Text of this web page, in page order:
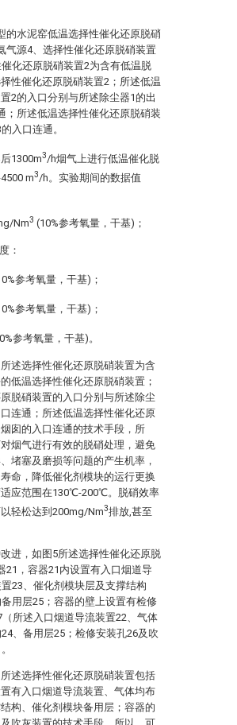
的水泥窑低温选择性催化还原脱硝
气源4、选择性催化还原脱硝装置
化还原脱硝装置2为含有低温脱
性催化还原脱硝装置2；所述低温
2的入口分别与所述除尘器1的出
；所述低温选择性催化还原脱硝装
入口连通。
1300m3/h烟气上进行低温催化脱
m3/h。实验期间的数据值
Nm3 (10%参考氧量，干基)；
：
参考氧量，干基)；
参考氧量，干基)；
参考氧量，干基)。
述选择性催化还原脱硝装置为含
低温选择性催化还原脱硝装置；
脱硝装置的入口分别与所述除尘
连通；所述低温选择性催化还原
囱的入口连通的技术手段，所
烟气进行有效的脱硝处理，避免
堵塞及磨损等问题的产生机率，
命，降低催化剂模块的运行更换
应范围在130℃-200℃。脱硝效率
轻松达到200mg/Nm3排放,甚至
进，如图5所述选择性催化还原脱
21，容器21内设置有入口烟道导
23、催化剂模块层及支撑结构
用层25；容器的壁上设置有检修
所述入口烟道导流装置22、气体
、备用层25；检修安装孔26及吹
述选择性催化还原脱硝装置包括
有入口烟道导流装置、气体均布
构、催化剂模块备用层；容器的